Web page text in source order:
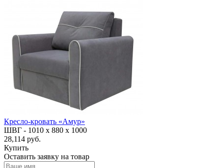
Кресло-кровать «Амур»
ШВГ - 1010 х 880 х 1000
28,114 руб.
Купить
Оставить заявку на товар